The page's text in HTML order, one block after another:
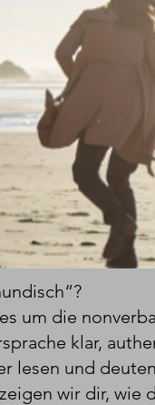
um die
klar,
lesen und
wir dir,